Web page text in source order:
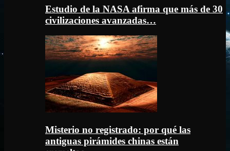
Estudio de la NASA afirma que más de 30
civilizaciones avanzadas…
Misterio no registrado: por qué las
antiguas pirámides chinas están